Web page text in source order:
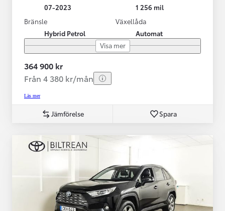
07-2023
1 256 mil
Bränsle
Hybrid Petrol
Växellåda
Automat
Visa mer
364 900 kr
Från 4 380 kr/mån
Läs mer
Jämförelse Spara